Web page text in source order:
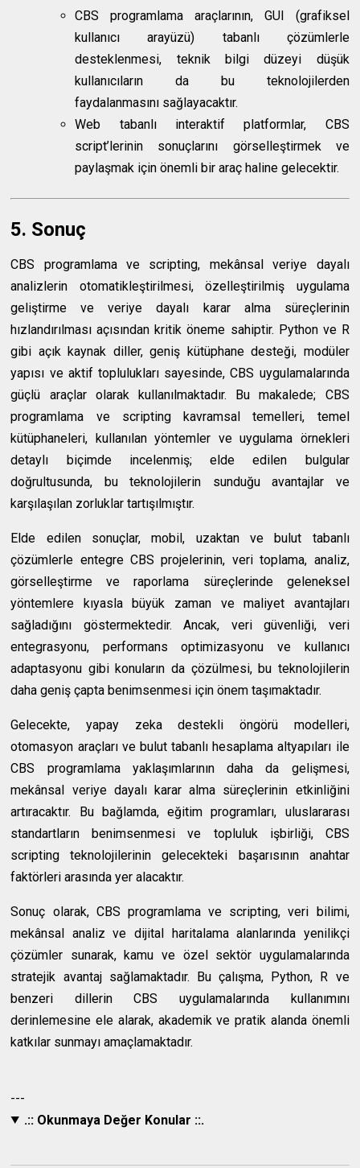
CBS programlama araçlarının, GUI (grafiksel
kullanıcı arayüzü) tabanlı çözümlerle
desteklenmesi, teknik bilgi düzeyi düşük
kullanıcıların da bu teknolojilerden
faydalanmasını sağlayacaktır.
Web tabanlı interaktif platformlar, CBS
script’lerinin sonuçlarını görselleştirmek ve
paylaşmak için önemli bir araç haline gelecektir.
5. Sonuç
CBS programlama ve scripting, mekânsal veriye dayalı
analizlerin otomatikleştirilmesi, özelleştirilmiş uygulama
geliştirme ve veriye dayalı karar alma süreçlerinin
hızlandırılması açısından kritik öneme sahiptir. Python ve R
gibi açık kaynak diller, geniş kütüphane desteği, modüler
yapısı ve aktif toplulukları sayesinde, CBS uygulamalarında
güçlü araçlar olarak kullanılmaktadır. Bu makalede; CBS
programlama ve scripting kavramsal temelleri, temel
kütüphaneleri, kullanılan yöntemler ve uygulama örnekleri
detaylı biçimde incelenmiş; elde edilen bulgular
doğrultusunda, bu teknolojilerin sunduğu avantajlar ve
karşılaşılan zorluklar tartışılmıştır.
Elde edilen sonuçlar, mobil, uzaktan ve bulut tabanlı
çözümlerle entegre CBS projelerinin, veri toplama, analiz,
görselleştirme ve raporlama süreçlerinde geleneksel
yöntemlere kıyasla büyük zaman ve maliyet avantajları
sağladığını göstermektedir. Ancak, veri güvenliği, veri
entegrasyonu, performans optimizasyonu ve kullanıcı
adaptasyonu gibi konuların da çözülmesi, bu teknolojilerin
daha geniş çapta benimsenmesi için önem taşımaktadır.
Gelecekte, yapay zeka destekli öngörü modelleri,
otomasyon araçları ve bulut tabanlı hesaplama altyapıları ile
CBS programlama yaklaşımlarının daha da gelişmesi,
mekânsal veriye dayalı karar alma süreçlerinin etkinliğini
artıracaktır. Bu bağlamda, eğitim programları, uluslararası
standartların benimsenmesi ve topluluk işbirliği, CBS
scripting teknolojilerinin gelecekteki başarısının anahtar
faktörleri arasında yer alacaktır.
Sonuç olarak, CBS programlama ve scripting, veri bilimi,
mekânsal analiz ve dijital haritalama alanlarında yenilikçi
çözümler sunarak, kamu ve özel sektör uygulamalarında
stratejik avantaj sağlamaktadır. Bu çalışma, Python, R ve
benzeri dillerin CBS uygulamalarında kullanımını
derinlemesine ele alarak, akademik ve pratik alanda önemli
katkılar sunmayı amaçlamaktadır.
---
.:: Okunmaya Değer Konular ::.